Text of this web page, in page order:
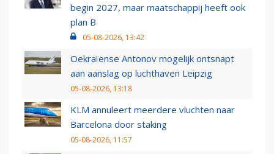
begin 2027, maar maatschappij heeft ook
plan B
05-08-2026, 13:42
Oekraïense Antonov mogelijk ontsnapt
aan aanslag op luchthaven Leipzig
05-08-2026, 13:18
KLM annuleert meerdere vluchten naar
Barcelona door staking
05-08-2026, 11:57